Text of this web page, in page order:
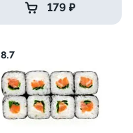
179 ₽
8.7